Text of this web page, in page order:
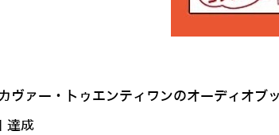
ヴァー・トゥエンティワンのオーディオブ
達成